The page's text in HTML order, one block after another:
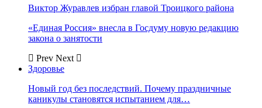
Виктор Журавлев избран главой Троицкого района
«Единая Россия» внесла в Госдуму новую редакцию
закона о занятости
Prev Next
Здоровье
Новый год без последствий. Почему праздничные
каникулы становятся испытанием для…